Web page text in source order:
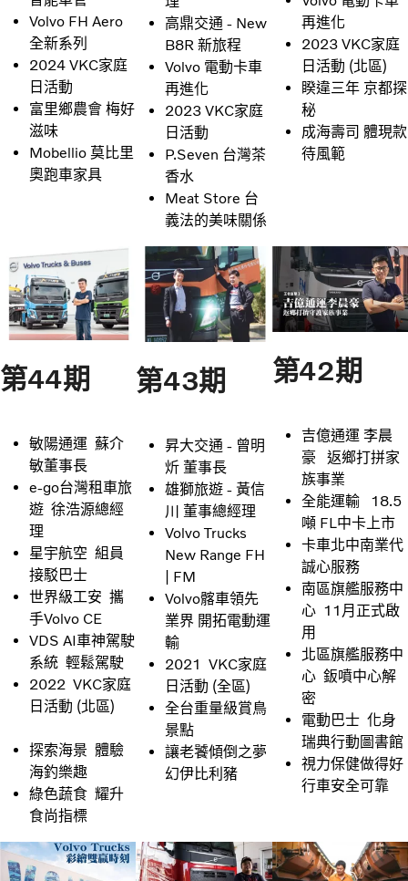
Volvo FH Aero
全新系列
2024 VKC家庭
日活動
富里鄉農會 梅好
滋味
Mobellio 莫比里
奧跑車家具
高鼎交通 - New
B8R 新旅程
Volvo 電動卡車
再進化
2023 VKC家庭
日活動
P.Seven 台灣茶
香水
Meat Store 台
義法的美味關係
再進化
2023 VKC家庭
日活動 (北區)
睽違三年 京都探
秘
成海壽司 體現款
待風範
第44期
敏陽通運 蘇介
敏董事長
e-go台灣租車旅
遊 徐浩源總經
理
星宇航空 組員
接駁巴士
世界級工安 攜
手Volvo CE
VDS AI車神駕駛
系統 輕鬆駕駛
2022 VKC家庭
日活動 (北區)
探索海景 體驗
海釣樂趣
綠色蔬食 耀升
食尚指標
第43期
昇大交通 - 曾明
炘 董事長
雄獅旅遊 - 黃信
川 董事總經理
Volvo Trucks
New Range FH
| FM
Volvo髂車領先
業界 開拓電動運
輸
2021 VKC家庭
日活動 (全區)
全台重量級賞鳥
景點
讓老饕傾倒之夢
幻伊比利豬
第42期
吉億通運 李晨
豪 返鄉打拼家
族事業
全能運輸 18.5
噸 FL中卡上市
卡車北中南業代
誠心服務
南區旗艦服務中
心 11月正式啟
用
北區旗艦服務中
心 鈑噴中心解
密
電動巴士 化身
瑞典行動圖書館
視力保健做得好
行車安全可靠